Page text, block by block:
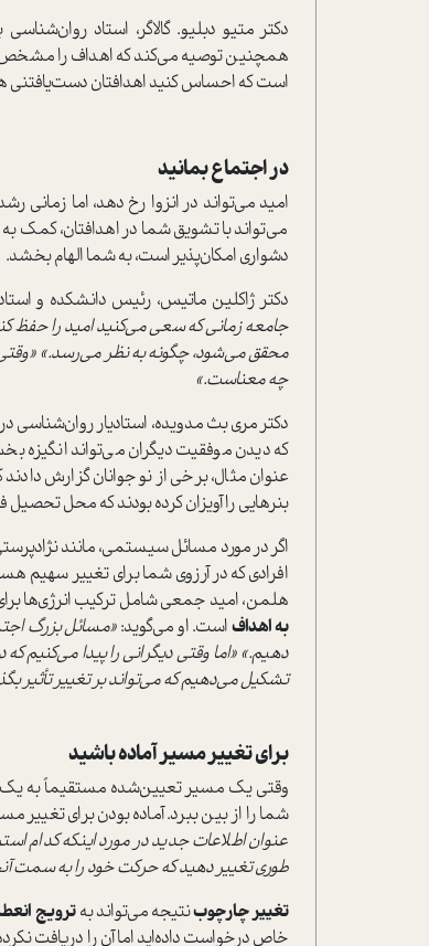
دکتر متیو دبلیو. گالاگر، استاد
همچنین توصیه می‌کند که اهداف را
است که احساس کنید اهدافتان دست‌یافتنی
در اجتماع بمانید
امید می‌تواند در انزوا رخ دهد، اما زمانی
می‌تواند با تشویق شما در اهدافتان، کمک به
دشواری امکان‌پذیر است، به شما الهام بخشد.
دکتر ژاکلین ماتیس، رئیس دانشکده و
جامعه زمانی که سعی می‌کنید امید را حفظ
محقق می‌شود، چگونه به نظر می‌رسد.» «وقتی
چه معناست.»
دکتر مری بث مدویده، استادیار روان‌شناسی
که دیدن موفقیت دیگران می‌تواند انگیزه
عنوان مثال، برخی از نوجوانان گزارش
بنرهایی را آویزان کرده بودند که محل
اگر در مورد مسائل سیستمی، مانند
افرادی که در آرزوی شما برای تغییر سهیم
هلمن، امید جمعی شامل ترکیب انرژی‌ها
به اهدافاست. او می‌گوید:«مسائل بزرگ
دهیم.» «اما وقتی دیگرانی را پیدا می‌کنیم
تشکیل می‌دهیم که می‌تواند بر تغییر تأثیر
برای تغییر مسیر آماده باشید
وقتی یک مسیر تعیین‌شده مستقیماً به
شما را از بین ببرد. آماده بودن برای تغییر
عنوان اطلاعات جدید در مورد اینکه کدام
طوری تغییر دهید که حرکت خود را به سمت
تغییر چارچوبنتیجه می‌تواند بهترویج
خاص درخواست داده‌اید اما آن را دریافت